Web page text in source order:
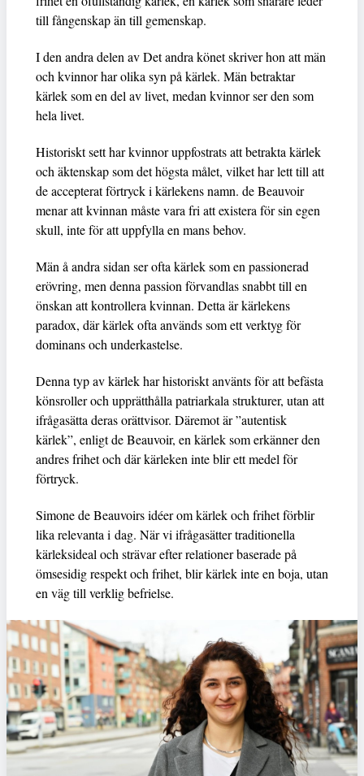
till fångenskap än till gemenskap.
I den andra delen av Det andra könet skriver hon att män
och kvinnor har olika syn på kärlek. Män betraktar
kärlek som en del av livet, medan kvinnor ser den som
hela livet.
Historiskt sett har kvinnor uppfostrats att betrakta kärlek
och äktenskap som det högsta målet, vilket har lett till att
de accepterat förtryck i kärlekens namn. de Beauvoir
menar att kvinnan måste vara fri att existera för sin egen
skull, inte för att uppfylla en mans behov.
Män å andra sidan ser ofta kärlek som en passionerad
erövring, men denna passion förvandlas snabbt till en
önskan att kontrollera kvinnan. Detta är kärlekens
paradox, där kärlek ofta används som ett verktyg för
dominans och underkastelse.
Denna typ av kärlek har historiskt använts för att befästa
könsroller och upprätthålla patriarkala strukturer, utan att
ifrågasätta deras orättvisor. Däremot är ”autentisk
kärlek”, enligt de Beauvoir, en kärlek som erkänner den
andres frihet och där kärleken inte blir ett medel för
förtryck.
Simone de Beauvoirs idéer om kärlek och frihet förblir
lika relevanta i dag. När vi ifrågasätter traditionella
kärleksideal och strävar efter relationer baserade på
ömsesidig respekt och frihet, blir kärlek inte en boja, utan
en väg till verklig befrielse.